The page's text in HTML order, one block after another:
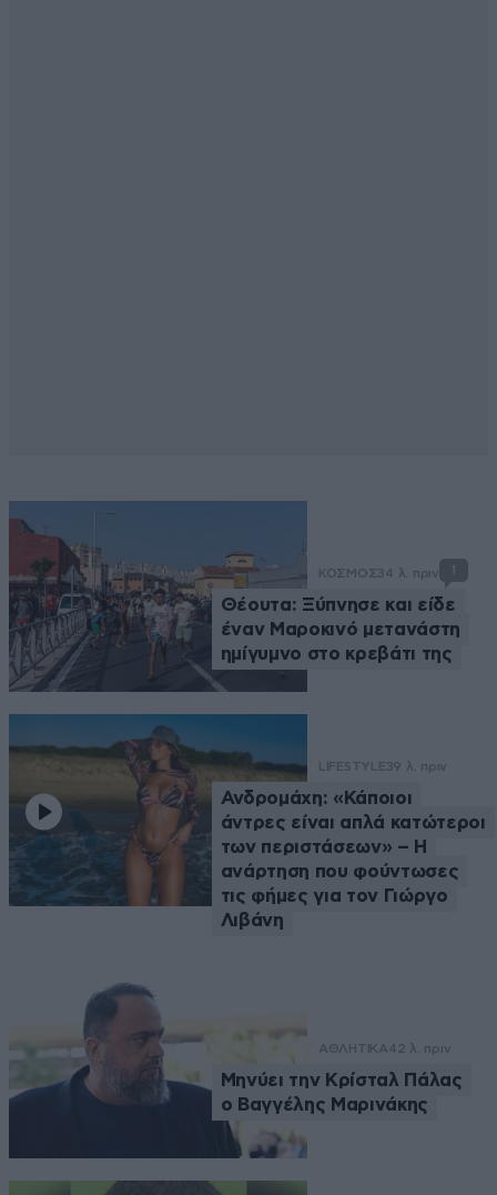
ΚΟΣΜΟΣ34 λ. πριν 1
Θέουτα: Ξύπνησε και είδε
έναν Μαροκινό μετανάστη
ημίγυμνο στο κρεβάτι της
LIFESTYLE39 λ. πριν
Ανδρομάχη: «Κάποιοι
άντρες είναι απλά κατώτεροι
των περιστάσεων» – Η
ανάρτηση που φούντωσες
τις φήμες για τον Γιώργο
Λιβάνη
ΑΘΛΗΤΙΚΑ42 λ. πριν
Μηνύει την Κρίσταλ Πάλας
ο Βαγγέλης Μαρινάκης